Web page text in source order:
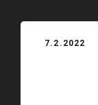
7.2.2022